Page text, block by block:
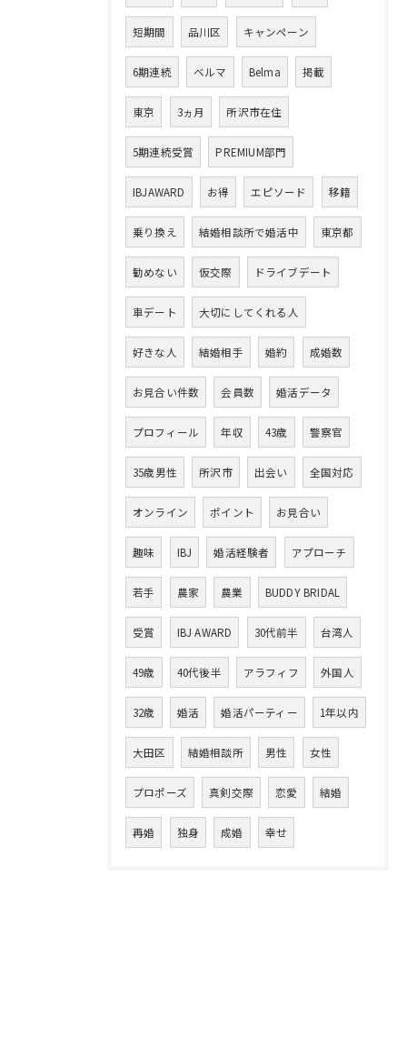
短期間 品川区 キャンペーン
6期連続 ベルマ Belma 掲載
東京 3ヵ月 所沢市在住
5期連続受賞 PREMIUM部門
IBJAWARD お得 エピソード 移籍
乗り換え 結婚相談所で婚活中 東京都
勧めない 仮交際 ドライブデート
車デート 大切にしてくれる人
好きな人 結婚相手 婚約 成婚数
お見合い件数 会員数 婚活データ
プロフィール 年収 43歳 警察官
35歳男性 所沢市 出会い 全国対応
オンライン ポイント お見合い
趣味 IBJ 婚活経験者 アプローチ
若手 農家 農業 BUDDY BRIDAL
受賞 IBJ AWARD 30代前半 台湾人
49歳 40代後半 アラフィフ 外国人
32歳 婚活 婚活パーティー 1年以内
大田区 結婚相談所 男性 女性
プロポーズ 真剣交際 恋愛 結婚
再婚 独身 成婚 幸せ